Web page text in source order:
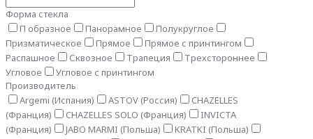
Форма стекла
П образное
Панорамное
Полукруглое
Призматическое
Прямое
Прямое с принтингом
Распашное
Сквозное Трапеция
Трехстороннее
Угловое
Угловое с принтингом
Производитель
Argemi (Испания)
ASTOV (Россия)
CHAZELLES
(Франция)
CHAZELLES SOLO (Франция)
INVICTA
(Франция)
JABO MARMI (Польша)
KRATKI (Польша)